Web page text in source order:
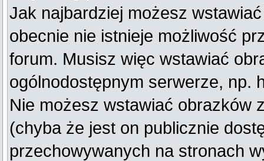
Jak najbardziej możesz
obecnie nie istnieje możliwość
forum. Musisz więc wstawiać
ogólnodostępnym serwerze, np.
Nie możesz wstawiać obrazków
(chyba że jest on publicznie
przechowywanych na stronach